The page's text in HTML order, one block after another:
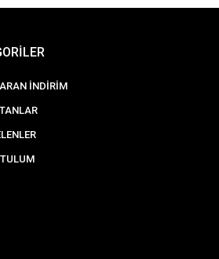
İNDİRİM